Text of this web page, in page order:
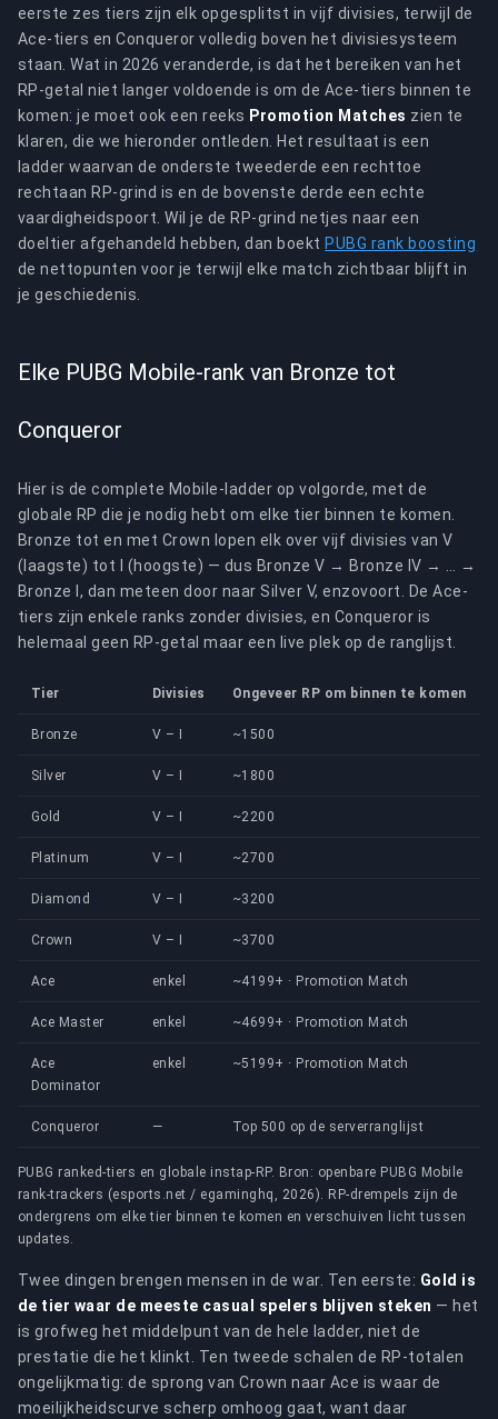
eerste zes tiers zijn elk opgesplitst in vijf divisies, terwijl de
Ace-tiers en Conqueror volledig boven het divisiesysteem
staan. Wat in 2026 veranderde, is dat het bereiken van het
RP-getal niet langer voldoende is om de Ace-tiers binnen te
komen: je moet ook een reeks Promotion Matches zien te
klaren, die we hieronder ontleden. Het resultaat is een
ladder waarvan de onderste tweederde een rechttoe
rechtaan RP-grind is en de bovenste derde een echte
vaardigheidspoort. Wil je de RP-grind netjes naar een
doeltier afgehandeld hebben, dan boekt PUBG rank boosting
de nettopunten voor je terwijl elke match zichtbaar blijft in
je geschiedenis.
Elke PUBG Mobile-rank van Bronze tot
Conqueror
Hier is de complete Mobile-ladder op volgorde, met de
globale RP die je nodig hebt om elke tier binnen te komen.
Bronze tot en met Crown lopen elk over vijf divisies van V
(laagste) tot I (hoogste) — dus Bronze V → Bronze IV → … →
Bronze I, dan meteen door naar Silver V, enzovoort. De Ace-
tiers zijn enkele ranks zonder divisies, en Conqueror is
helemaal geen RP-getal maar een live plek op de ranglijst.
PUBG ranked-tiers en globale instap-RP. Bron: openbare PUBG Mobile
rank-trackers (esports.net / egaminghq, 2026). RP-drempels zijn de
ondergrens om elke tier binnen te komen en verschuiven licht tussen
updates.
Tier Divisies Ongeveer RP om binnen te komen
Bronze V – I ~1500
Silver V – I ~1800
Gold V – I ~2200
Platinum V – I ~2700
Diamond V – I ~3200
Crown V – I ~3700
Ace enkel ~4199+ · Promotion Match
Ace Master enkel ~4699+ · Promotion Match
Ace
Dominator
enkel ~5199+ · Promotion Match
Conqueror — Top 500 op de serverranglijst
Twee dingen brengen mensen in de war. Ten eerste: Gold is
de tier waar de meeste casual spelers blijven steken — het
is grofweg het middelpunt van de hele ladder, niet de
prestatie die het klinkt. Ten tweede schalen de RP-totalen
ongelijkmatig: de sprong van Crown naar Ace is waar de
moeilijkheidscurve scherp omhoog gaat, want daar